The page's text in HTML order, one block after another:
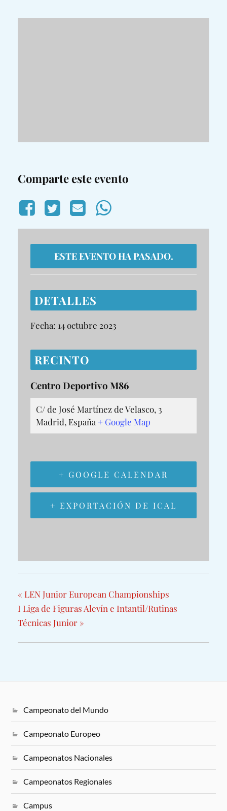
Comparte este evento
ESTE EVENTO HA PASADO.
DETALLES
Fecha: 14 octubre 2023
RECINTO
Centro Deportivo M86
C/ de José Martínez de Velasco, 3
Madrid, España + Google Map
+ GOOGLE CALENDAR
+ EXPORTACIÓN DE ICAL
« LEN Junior European Championships
I Liga de Figuras Alevín e Intantil/Rutinas
Técnicas Junior »
Campeonato del Mundo
Campeonato Europeo
Campeonatos Nacionales
Campeonatos Regionales
Campus